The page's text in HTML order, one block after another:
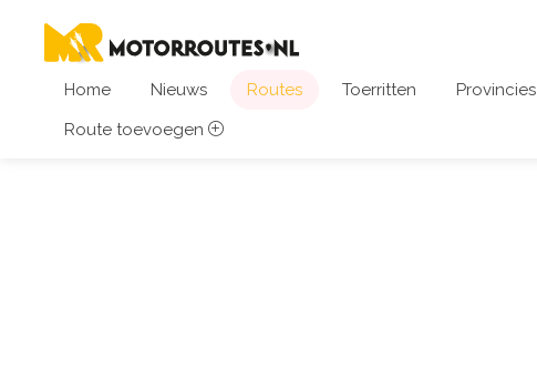
Home Nieuws Routes Toerritten Provincies
Route toevoegen